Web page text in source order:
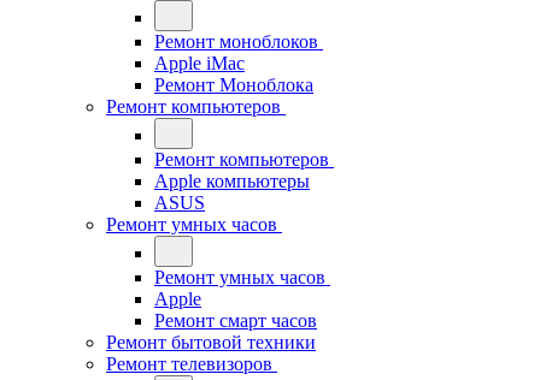
Ремонт моноблоков
Apple iMac
Ремонт Моноблока
Ремонт компьютеров
Ремонт компьютеров
Apple компьютеры
ASUS
Ремонт умных часов
Ремонт умных часов
Apple
Ремонт смарт часов
Ремонт бытовой техники
Ремонт телевизоров